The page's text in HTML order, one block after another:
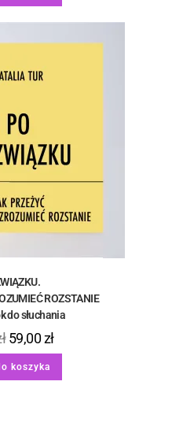
ROZSTANIE
do słuchania
59,00zł
koszyka